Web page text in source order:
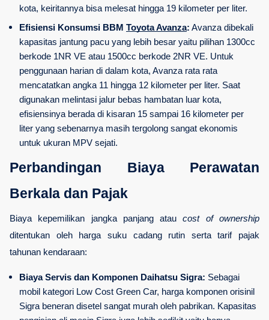
kota, keiritannya bisa melesat hingga 19 kilometer per liter.
Efisiensi Konsumsi BBM Toyota Avanza: Avanza dibekali
kapasitas jantung pacu yang lebih besar yaitu pilihan 1300cc
berkode 1NR VE atau 1500cc berkode 2NR VE. Untuk
penggunaan harian di dalam kota, Avanza rata rata
mencatatkan angka 11 hingga 12 kilometer per liter. Saat
digunakan melintasi jalur bebas hambatan luar kota,
efisiensinya berada di kisaran 15 sampai 16 kilometer per
liter yang sebenarnya masih tergolong sangat ekonomis
untuk ukuran MPV sejati.
Perbandingan Biaya Perawatan
Berkala dan Pajak
Biaya kepemilikan jangka panjang atau cost of ownership
ditentukan oleh harga suku cadang rutin serta tarif pajak
tahunan kendaraan:
Biaya Servis dan Komponen Daihatsu Sigra: Sebagai
mobil kategori Low Cost Green Car, harga komponen orisinil
Sigra beneran disetel sangat murah oleh pabrikan. Kapasitas